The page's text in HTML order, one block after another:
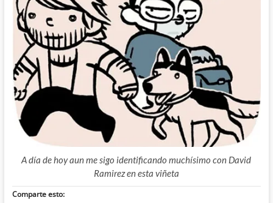
A día de hoy aun me sigo identificando muchísimo con David
Ramirez en esta viñeta
Comparte esto: